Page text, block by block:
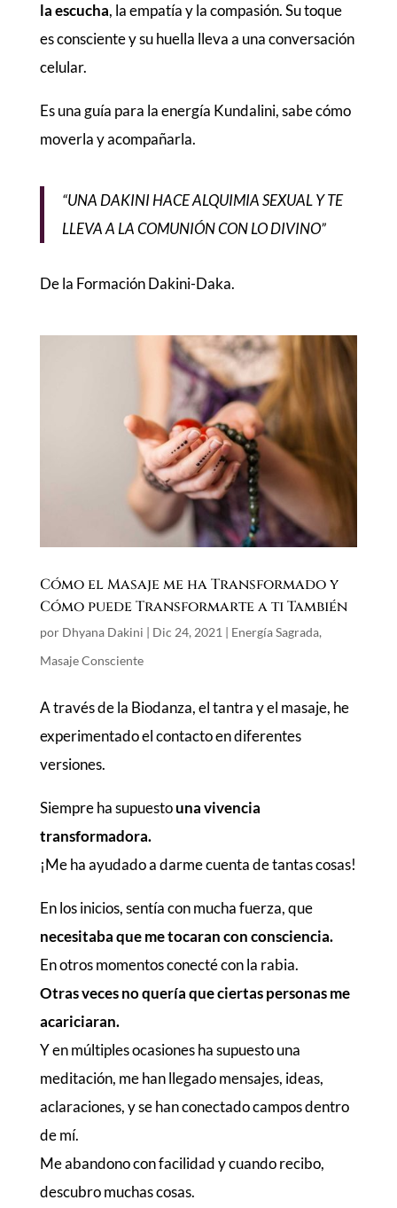
la escucha, la empatía y la compasión. Su toque
es consciente y su huella lleva a una conversación
celular.
Es una guía para la energía Kundalini, sabe cómo
moverla y acompañarla.
“UNA DAKINI HACE ALQUIMIA SEXUAL Y TE
LLEVA A LA COMUNIÓN CON LO DIVINO”
De la Formación Dakini-Daka.
Cómo el Masaje me ha Transformado y
Cómo puede Transformarte a ti También
por Dhyana Dakini | Dic 24, 2021 | Energía Sagrada,
Masaje Consciente
A través de la Biodanza, el tantra y el masaje, he
experimentado el contacto en diferentes
versiones.
Siempre ha supuestouna vivencia
transformadora.
¡Me ha ayudado a darme cuenta de tantas cosas!
En los inicios, sentía con mucha fuerza, que
necesitaba que me tocaran con consciencia.
En otros momentos conecté con la rabia.
Otras veces no quería que ciertas personas me
acariciaran.
Y en múltiples ocasiones ha supuesto una
meditación, me han llegado mensajes, ideas,
aclaraciones, y se han conectado campos dentro
de mí.
Me abandono con facilidad y cuando recibo,
descubro muchas cosas.